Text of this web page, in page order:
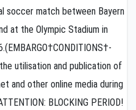
soccer match between Bayern
at the Olympic Stadium in
utilisation and publication of
and other online media during
BLOCKING PERIOD!